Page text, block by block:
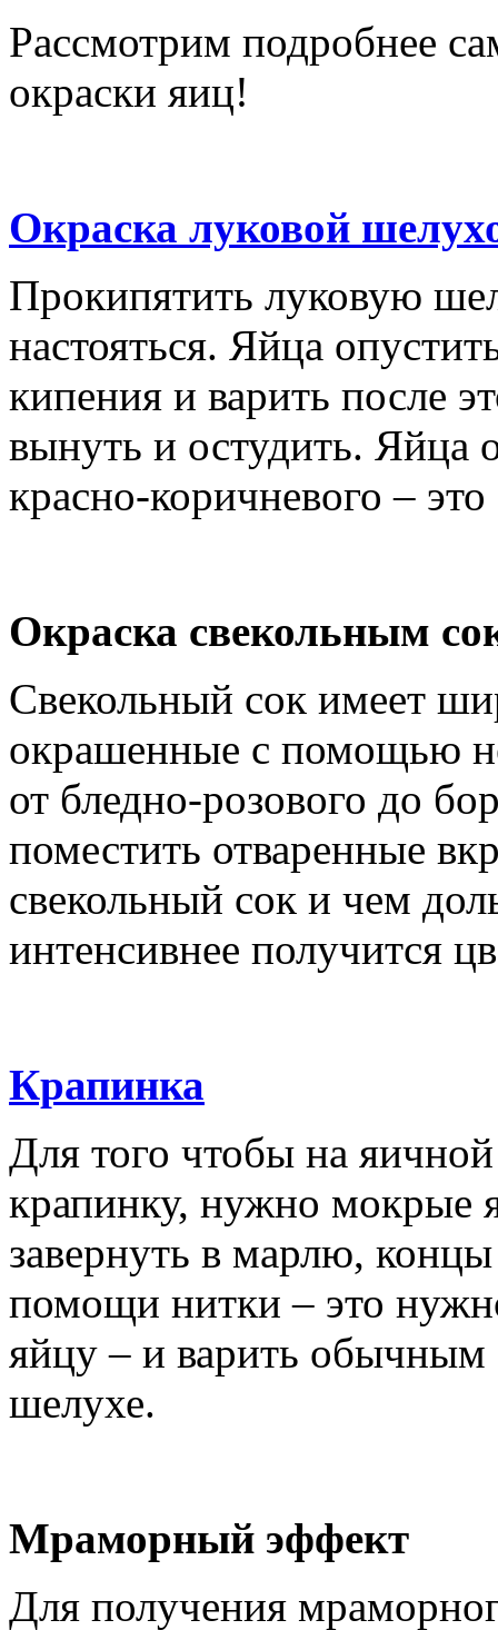
Рассмотрим подробнее
окраски яиц!
Окраска луковой
Прокипятить луковую
настояться. Яйца
кипения и варить после
вынуть и остудить. Яйца
красно-коричневого –
Окраска свекольным
Свекольный сок имеет
окрашенные с помощью
от бледно-розового до
поместить отваренные
свекольный сок и чем
интенсивнее получится
Крапинка
Для того чтобы на
крапинку, нужно мокрые
завернуть в марлю,
помощи нитки – это
яйцу – и варить обычным
шелухе.
Мраморный эффект
Для получения